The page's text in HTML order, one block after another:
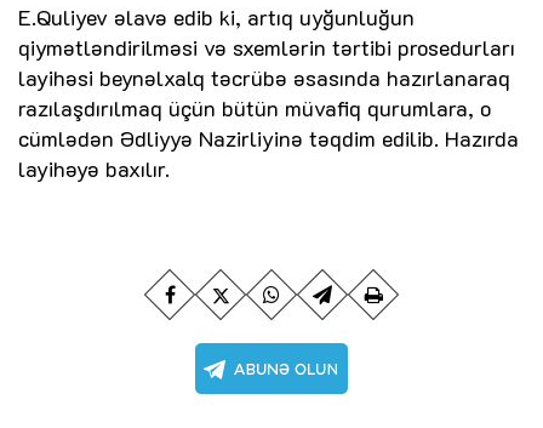
E.Quliyev əlavə edib ki, artıq uyğunluğun
qiymətləndirilməsi və sxemlərin tərtibi prosedurları
layihəsi beynəlxalq təcrübə əsasında hazırlanaraq
razılaşdırılmaq üçün bütün müvafiq qurumlara, o
cümlədən Ədliyyə Nazirliyinə təqdim edilib. Hazırda
layihəyə baxılır.